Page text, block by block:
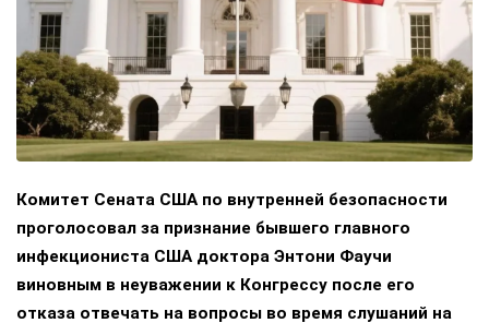
Комитет Сената США по внутренней безопасности
проголосовал за признание бывшего главного
инфекциониста США доктора Энтони Фаучи
виновным в неуважении к Конгрессу после его
отказа отвечать на вопросы во время слушаний на